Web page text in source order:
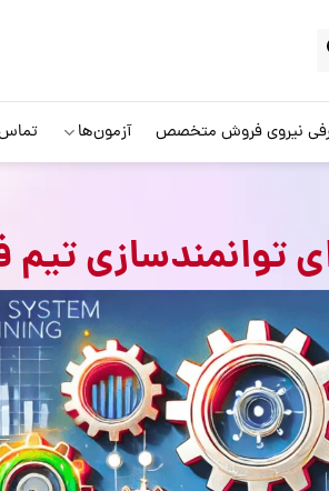
نیروی فروش متخصص آزمون‌ها تماس